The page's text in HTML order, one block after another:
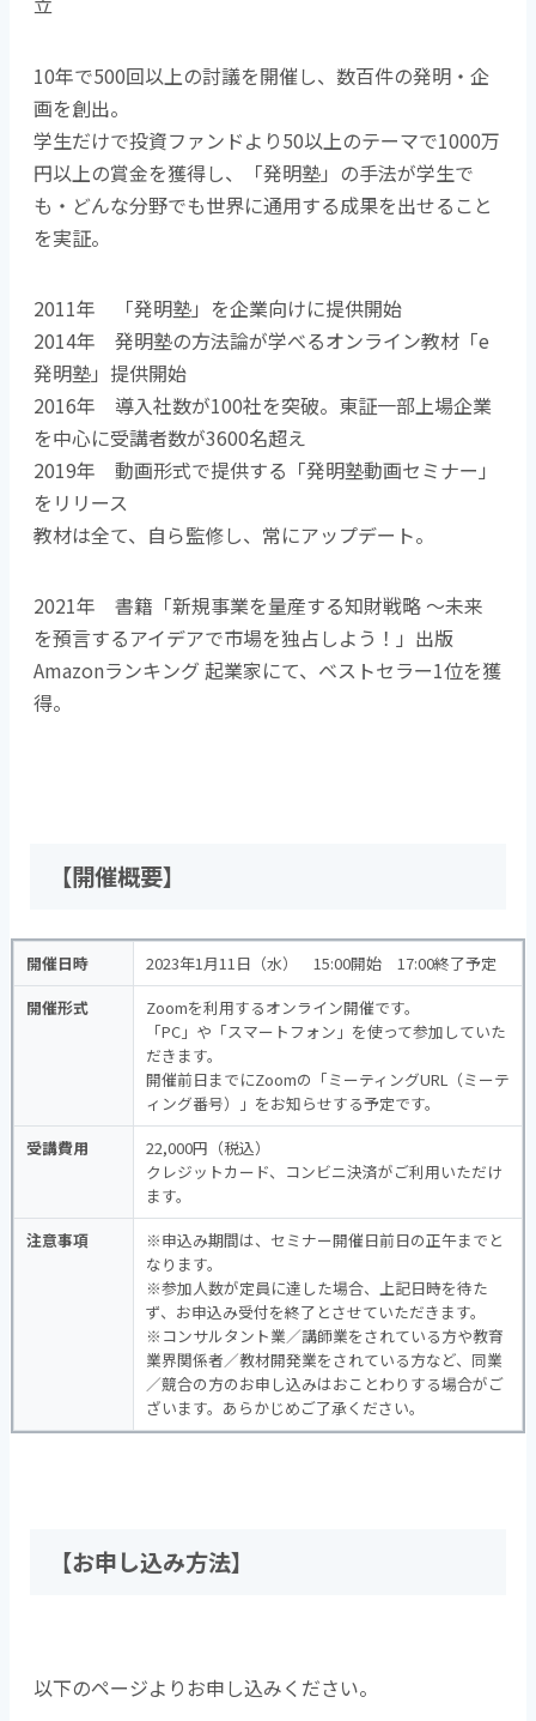
10年で500回以上の討議を開催し、数百件の発明・企
画を創出。
学生だけで投資ファンドより50以上のテーマで1000万
円以上の賞金を獲得し、「発明塾」の手法が学生で
も・どんな分野でも世界に通用する成果を出せること
を実証。
2011年 「発明塾」を企業向けに提供開始
2014年 発明塾の方法論が学べるオンライン教材「e
発明塾」提供開始
2016年 導入社数が100社を突破。東証一部上場企業
を中心に受講者数が3600名超え
2019年 動画形式で提供する「発明塾動画セミナー」
をリリース
教材は全て、自ら監修し、常にアップデート。
2021年 書籍「新規事業を量産する知財戦略 ～未来
を預言するアイデアで市場を独占しよう！」出版
Amazonランキング 起業家にて、ベストセラー1位を獲
得。
【開催概要】
開催日時
2023年1月11日（水） 15:00開始 17:00終了予定
開催形式
Zoomを利用するオンライン開催です。
「PC」や「スマートフォン」を使って参加していた
だきます。
開催前日までにZoomの「ミーティングURL（ミーテ
ィング番号）」をお知らせする予定です。
受講費用
22,000円（税込）
クレジットカード、コンビニ決済がご利用いただけ
ます。
注意事項
※申込み期間は、セミナー開催日前日の正午までと
なります。
※参加人数が定員に達した場合、上記日時を待た
ず、お申込み受付を終了とさせていただきます。
※コンサルタント業／講師業をされている方や教育
業界関係者／教材開発業をされている方など、同業
／競合の方のお申し込みはおことわりする場合がご
ざいます。あらかじめご了承ください。
【お申し込み方法】
以下のページよりお申し込みください。